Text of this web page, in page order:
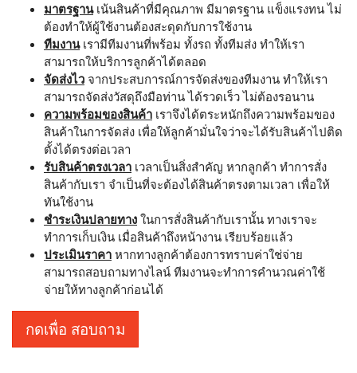
มาตรฐานเน้นสินค้าที่มีคุณภาพ มีมาตรฐาน แข็งแรงทน ไม่
ต้องทำให้ผู้ใช้งานต้องสะดุดกับการใช้งาน
ทีมงานเรามีทีมงานที่พร้อม ทั้งรถ ทั้งทีมส่ง ทำให้เรา
สามารถให้บริการลูกค้าได้ตลอด
จัดส่งไว จากประสบการณ์การจัดส่งของทีมงาน ทำให้เรา
สามารถจัดส่งวัสดุถึงมือท่าน ได้รวดเร็ว ไม่ต้องรอนาน
ความพร้อมของสินค้า เราจึงได้ตระหนักถึงความพร้อมของ
สินค้าในการจัดส่ง เพื่อให้ลูกค้ามั่นใจว่าจะได้รับสินค้าไปติด
ตั้งได้ตรงต่อเวลา
รับสินค้าตรงเวลา เวลาเป็นสิ่งสำคัญ หากลูกค้า ทำการสั่ง
สินค้ากับเรา จำเป็นที่จะต้องได้สินค้าตรงตามเวลา เพื่อให้
ทันใช้งาน
ชำระเงินปลายทาง ในการสั่งสินค้ากับเรานั้น ทางเราจะ
ทำการเก็บเงิน เมื่อสินค้าถึงหน้างาน เรียบร้อยแล้ว
ประเมินราคา หากทางลูกค้าต้องการทราบค่าใช่จ่าย
สามารถสอบถามทางไลน์ ทีมงานจะทำการคำนวณค่าใช้
จ่ายให้ทางลูกค้าก่อนได้
กดเพื่อ สอบถาม